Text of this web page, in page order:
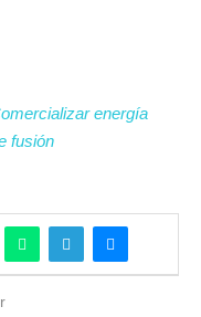
energía
fusión